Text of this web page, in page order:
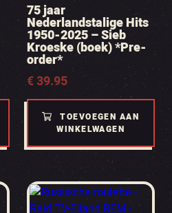
75 jaar
Nederlandstalige Hits
1950-2025 – Sieb
Kroeske (boek) *Pre-
order*
€39.95
TOEVOEGEN AAN
WINKELWAGEN